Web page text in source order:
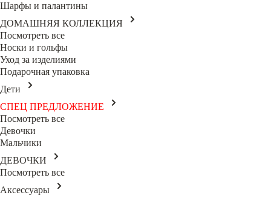
Шарфы и палантины
ДОМАШНЯЯ КОЛЛЕКЦИЯ
Посмотреть все
Носки и гольфы
Уход за изделиями
Подарочная упаковка
Дети
СПЕЦ ПРЕДЛОЖЕНИЕ
Посмотреть все
Девочки
Мальчики
ДЕВОЧКИ
Посмотреть все
Аксессуары